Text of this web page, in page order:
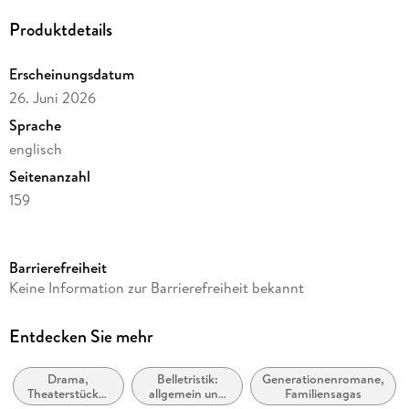
Produktdetails
Erscheinungsdatum
26. Juni 2026
Sprache
englisch
Seitenanzahl
159
Reihe
Autor/Autorin
Verlag/Hersteller
Essence Enterprises
Barrierefreiheit
Keine Information zur Barrierefreiheit bekannt
Entdecken Sie mehr
Drama,
Theaterstücke,
Belletristik:
allgemein und
Generationenromane,
Familiensagas